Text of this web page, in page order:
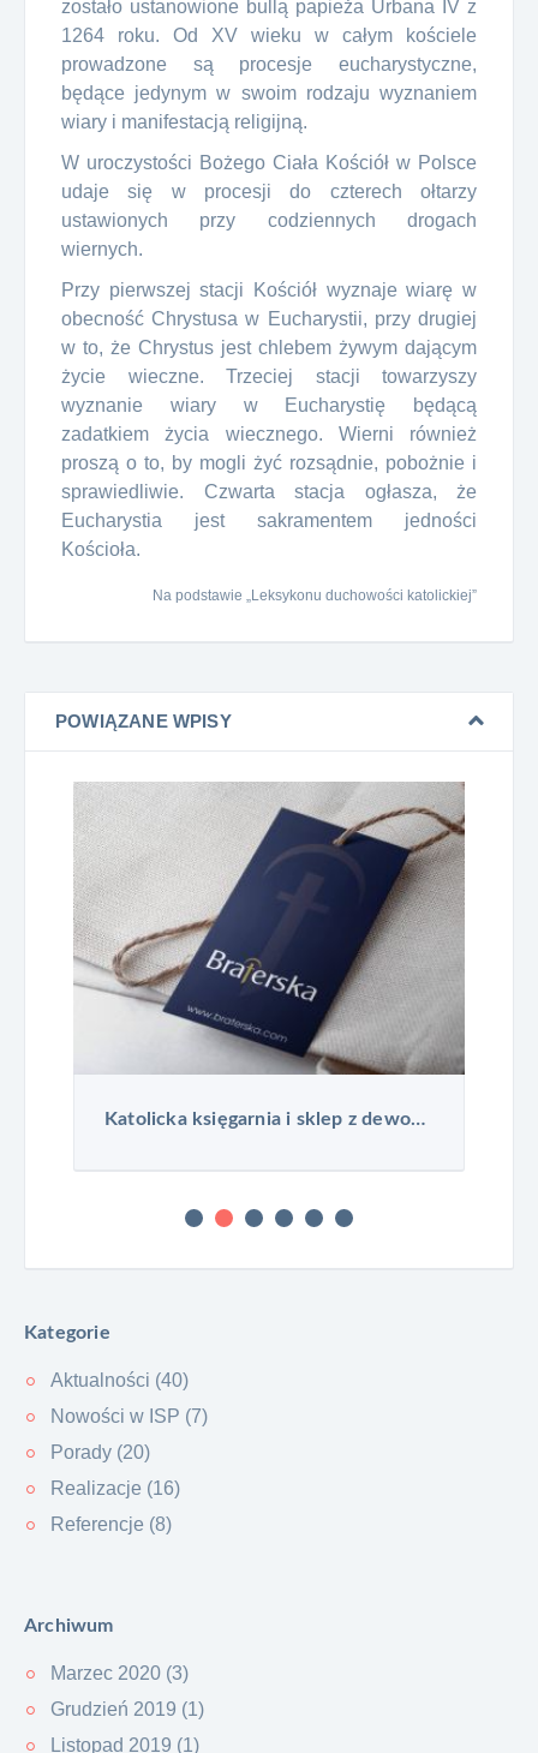
zostało ustanowione bullą papieża Urbana IV z
1264 roku. Od XV wieku w całym kościele
prowadzone są procesje eucharystyczne,
będące jedynym w swoim rodzaju wyznaniem
wiary i manifestacją religijną.
W uroczystości Bożego Ciała Kościół w Polsce
udaje się w procesji do czterech ołtarzy
ustawionych przy codziennych drogach
wiernych.
Przy pierwszej stacji Kościół wyznaje wiarę w
obecność Chrystusa w Eucharystii, przy drugiej
w to, że Chrystus jest chlebem żywym dającym
życie wieczne. Trzeciej stacji towarzyszy
wyznanie wiary w Eucharystię będącą
zadatkiem życia wiecznego. Wierni również
proszą o to, by mogli żyć rozsądnie, pobożnie i
sprawiedliwie. Czwarta stacja ogłasza, że
Eucharystia jest sakramentem jedności
Kościoła.
Na podstawie „Leksykonu duchowości katolickiej”
POWIĄZANE WPISY
Katolicka księgarnia i sklep z dewocjonaliami
Kategorie
Aktualności (40)
Nowości w ISP (7)
Porady (20)
Realizacje (16)
Referencje (8)
Archiwum
Marzec 2020 (3)
Grudzień 2019 (1)
Listopad 2019 (1)